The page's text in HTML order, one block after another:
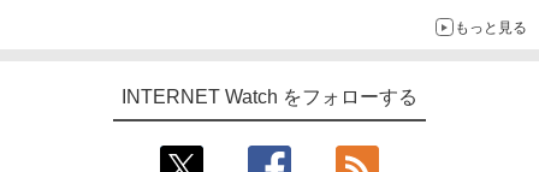
もっと見る
INTERNET Watch をフォローする